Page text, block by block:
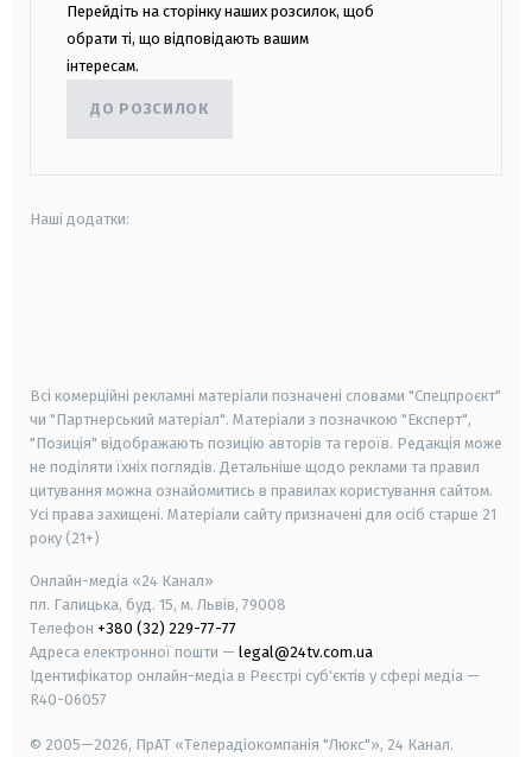
Перейдіть на сторінку наших розсилок, щоб
обрати ті, що відповідають вашим
інтересам.
ДО РОЗСИЛОК
Наші додатки:
Всі комерційні рекламні матеріали позначені словами "Спецпроєкт"
чи "Партнерський матеріал". Матеріали з позначкою "Експерт",
"Позиція" відображають позицію авторів та героїв. Редакція може
не поділяти їхніх поглядів. Детальніше щодо реклами та правил
цитування можна ознайомитись в правилах користування сайтом.
Усі права захищені. Матеріали сайту призначені для осіб старше 21
року (21+)
Онлайн-медіа «24 Канал»
пл. Галицька, буд. 15, м. Львів, 79008
Телефон +380 (32) 229-77-77
Адреса електронної пошти — legal@24tv.com.ua
Ідентифікатор онлайн-медіа в Реєстрі суб'єктів у сфері медіа —
R40-06057
© 2005—2026, ПрАТ «Телерадіокомпанія "Люкс"», 24 Канал.